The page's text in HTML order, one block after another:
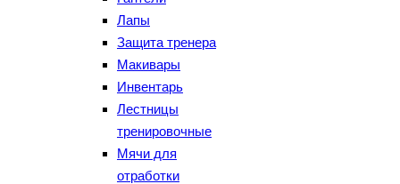
Лапы
Защита тренера
Макивары
Инвентарь
Лестницы
тренировочные
Мячи для
отработки